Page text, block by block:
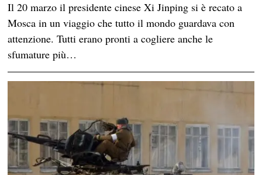
Il 20 marzo il presidente cinese Xi Jinping si è recato a
Mosca in un viaggio che tutto il mondo guardava con
attenzione. Tutti erano pronti a cogliere anche le
sfumature più…